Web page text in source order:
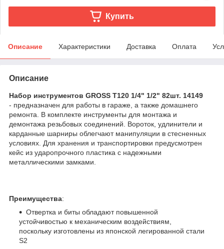
Купить
Описание Характеристики Доставка Оплата
Описание
Набор инструментов GROSS T120 1/4" 1/2" 82шт. 14149
- предназначен для работы в гараже, а также домашнего
ремонта. В комплекте инструменты для монтажа и
демонтажа резьбовых соединений. Вороток, удлинители и
карданные шарниры облегчают манипуляции в стесненных
условиях. Для хранения и транспортировки предусмотрен
кейс из ударопрочного пластика с надежными
металлическими замками.
Преимущества:
Отвертка и биты обладают повышенной
устойчивостью к механическим воздействиям,
поскольку изготовлены из японской легированной стали
S2